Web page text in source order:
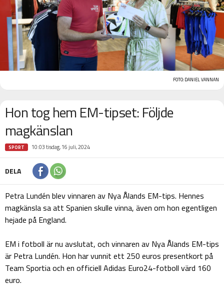
FOTO: DANIEL VANNAN
Hon tog hem EM-tipset: Följde
magkänslan
SPORT 10:03 tisdag, 16 juli, 2024
DELA
Petra Lundén blev vinnaren av Nya Ålands EM-tips. Hennes
magkänsla sa att Spanien skulle vinna, även om hon egentligen
hejade på England.
EM i fotboll är nu avslutat, och vinnaren av Nya Ålands EM-tips
är Petra Lundén. Hon har vunnit ett 250 euros presentkort på
Team Sportia och en officiell Adidas Euro24-fotboll värd 160
euro.